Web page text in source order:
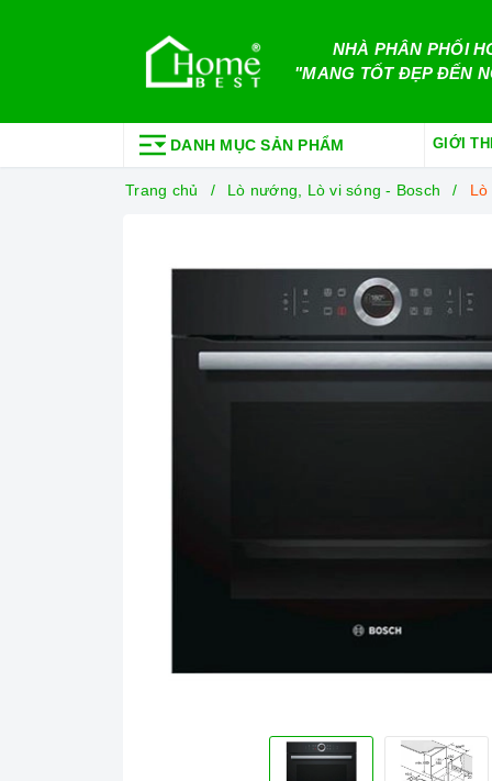
NHÀ PHÂN PHỐI
"MANG TỐT ĐẸP ĐẾN
DANH MỤC SẢN PHẨM GIỚI
Trang chủ Lò nướng, Lò vi sóng - Bosch Lò